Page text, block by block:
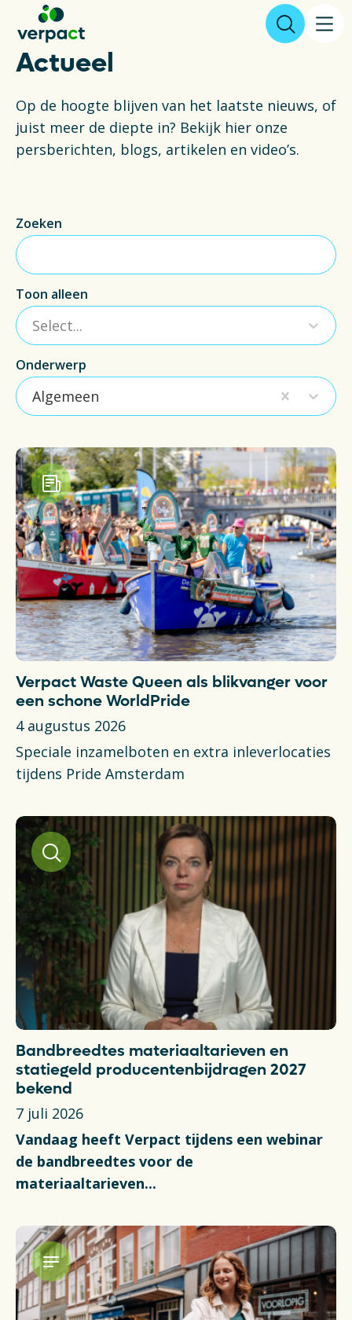
Over ons
Verpakkingen
Inzameling & Recycling
Wetgeving
Actueel
Veelgestelde vragen
Verpakkingencatalogus
Pers
Contact
Downloads
De Plastic Wijzer
Deltaplan Circulaire Plastic
Verpakkingen
Financiën
VacaturesOpens in a new tab
Actueel
Op de hoogte blijven van het laatste nieuws, of
juist meer de diepte in? Bekijk hier onze
persberichten, blogs, artikelen en video’s.
Zoeken
Toon alleen
Select...
Onderwerp
Algemeen
Verpact Waste Queen als blikvanger voor
een schone WorldPride
4 augustus 2026
Speciale inzamelboten en extra inleverlocaties
tijdens Pride Amsterdam
Bandbreedtes materiaaltarieven en
statiegeld producentenbijdragen 2027
bekend
7 juli 2026
Vandaag heeft Verpact tijdens een webinar
de bandbreedtes voor de
materiaaltarieven...